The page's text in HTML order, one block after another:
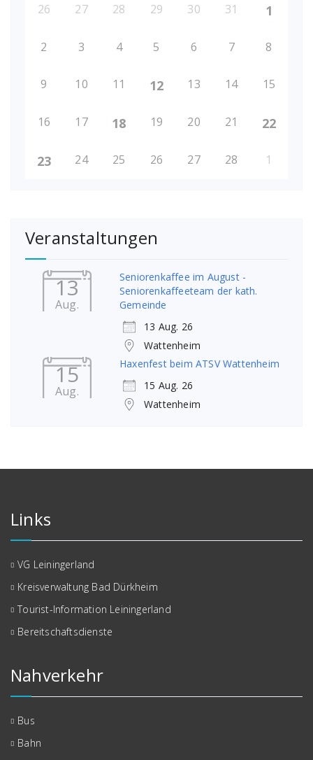
26 27 28 29 30 31 1
2 3 4 5 6 7 8
9 10 11 12 13 14 15
16 17 18 19 20 21 22
23 24 25 26 27 28 1
Veranstaltungen
13
Aug.
Seniorenkaffee im August -
Seniorenkaffeeteam der kath.
Gemeinde
13 Aug. 26
Wattenheim
15
Aug.
Haxenfest beim ATSV Wattenheim
15 Aug. 26
Wattenheim
Links
VG Leiningerland
Kreisverwaltung Bad Dürkheim
Tourist-Information Leiningerland
Bereitschaftsdienste
Nahverkehr
Bus
Bahn